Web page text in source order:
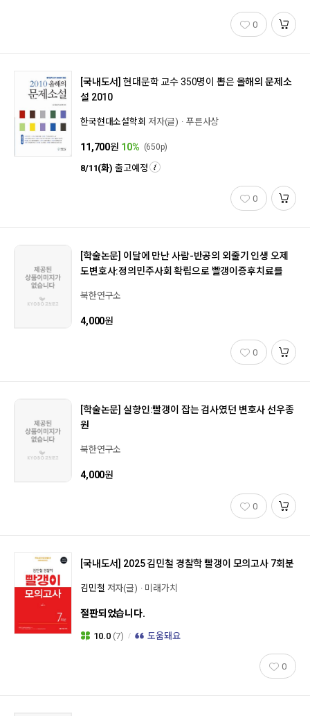
0
[국내도서] 현대문학 교수 350명이 뽑은 올해의 문제소
설 2010
한국현대소설학회 저자(글) 푸른사상
11,700원 10% (650p)
8/11(화) 출고예정
0
[학술논문]
도변호사:정의민주사회 확립으로 빨갱이증후치료를
북한연구소
4,000원
0
[학술논문] 실향인:빨갱이 잡는 검사였던 변호사 선우종
원
북한연구소
4,000원
0
[국내도서] 2025 김민철 경찰학 빨갱이 모의고사 7회분
김민철 저자(글) 미래가치
절판되었습니다.
10.0 (7) 도움돼요
0